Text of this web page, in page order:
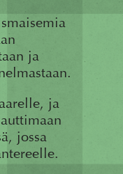
ja
ja
jossa